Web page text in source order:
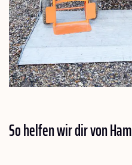
So helfen wir dir von